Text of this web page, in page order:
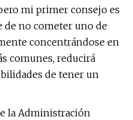
mi primer consejo es
de no cometer uno de
concentrándose en
comunes, reducirá
de tener un
la Administración